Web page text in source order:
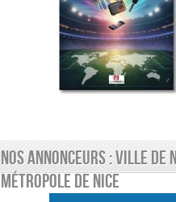
Nos annonceurs : Ville de
Métropole de Nice